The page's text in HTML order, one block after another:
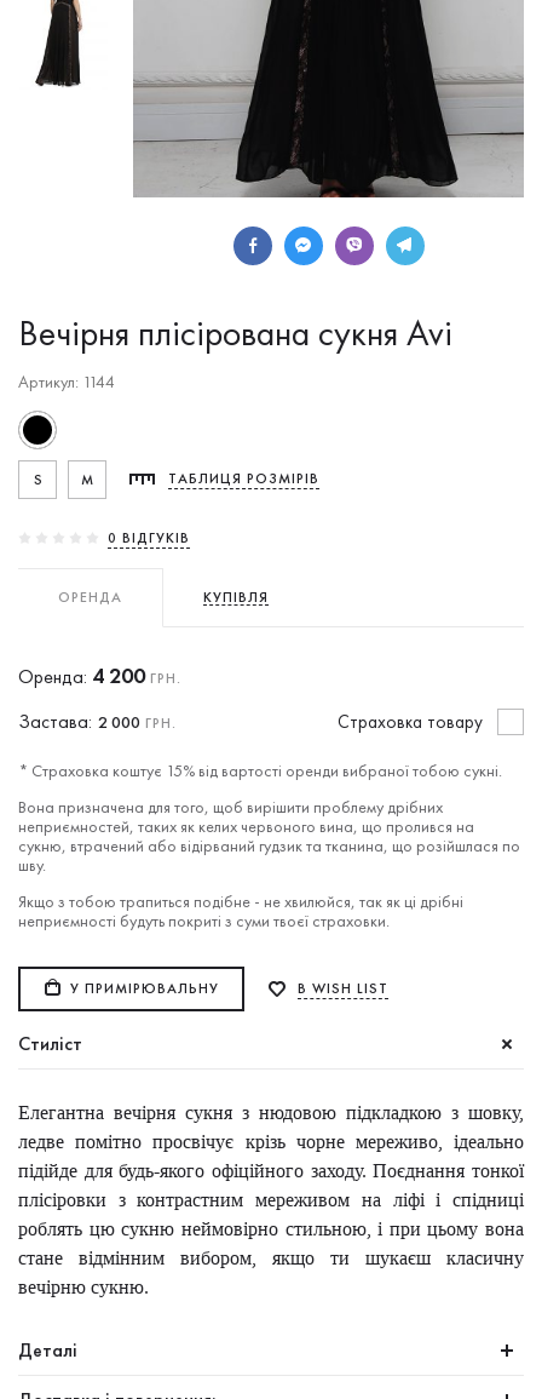
Вечірня плісірована сукня Avi
Артикул: 1144
S M ТАБЛИЦЯ РОЗМІРІВ
0 ВIДГУКIВ
ОРЕНДА КУПІВЛЯ
Оренда: 4 200ГРН.
Застава: 2 000 ГРН. Cтраховка товару
* Страховка коштує 15% від вартості оренди вибраної тобою сукні.
Вона призначена для того, щоб вирішити проблему дрібних
неприємностей, таких як келих червоного вина, що пролився на
сукню, втрачений або відірваний гудзик та тканина, що розійшлася по
шву.
Якщо з тобою трапиться подібне - не хвилюйся, так як ці дрібні
неприємності будуть покриті з суми твоєї страховки.
У ПРИМІРЮВАЛЬНУ В WISH LIST
Стиліст
Елегантна вечірня сукня з нюдовою підкладкою з шовку,
ледве помітно просвічує крізь чорне мереживо, ідеально
підійде для будь-якого офіційного заходу. Поєднання тонкої
плісіровки з контрастним мереживом на ліфі і спідниці
роблять цю сукню неймовірно стильною, і при цьому вона
стане відмінним вибором, якщо ти шукаєш класичну
вечірню сукню.
Деталі